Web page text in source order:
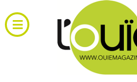
au
contenu
Toggle
Navigation